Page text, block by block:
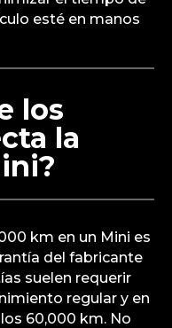
esté en manos
los
la
km en un Mini es
del fabricante
suelen requerir
regular y en
60,000 km. No